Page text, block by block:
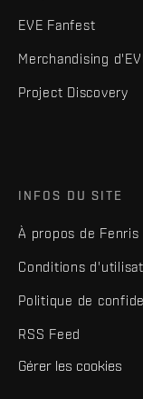
EVE Fanfest
Merchandising
Project Discovery
INFOS DU SITE
À propos de Fenris
Conditions
Politique de
RSS Feed
Gérer les cookies